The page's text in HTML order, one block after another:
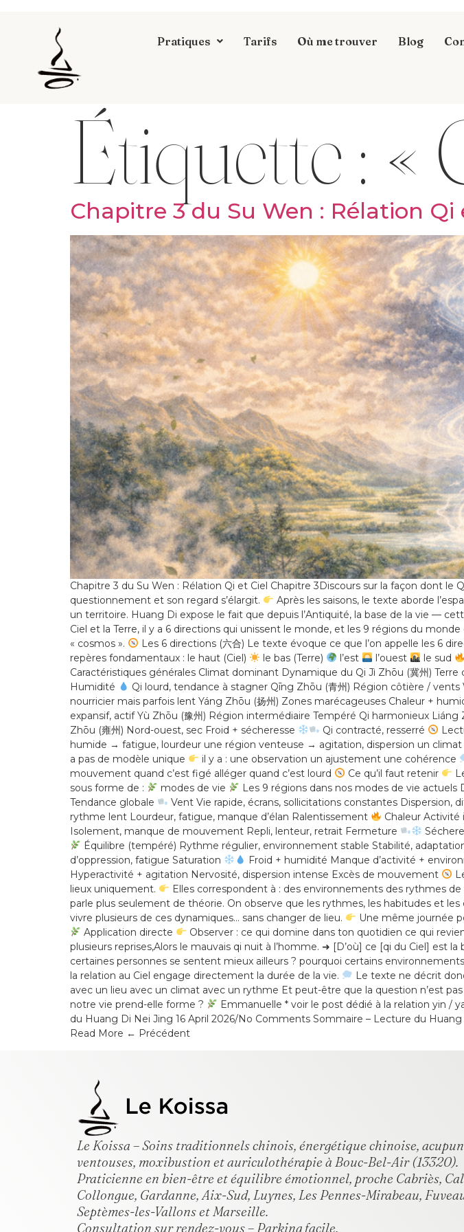
Pratiques Tarifs Où me trouver Blog
Étiquette : «
Chapitre 3 du Su Wen : Rélation Qi
Chapitre 3 du Su Wen : Rélation Qi et Ciel Chapitre 3Discours sur la façon dont
questionnement et son regard s’élargit.
Après les saisons, le texte aborde
un territoire. Huang Di expose le fait que depuis l’Antiquité, la base de la vie —
Ciel et la Terre, il y a 6 directions qui unissent le monde, et les 9 régions du
« cosmos ».
Les 6 directions (六合) Le texte évoque ce que l’on appelle les 6
repères fondamentaux : le haut (Ciel)
le bas (Terre) l’est l’ouest le sud
Caractéristiques générales Climat dominant Dynamique du Qi Jì Zhōu (冀州)
Humidité
Qi lourd, tendance à stagner Qīng Zhōu (青州) Région côtière / vents
nourricier mais parfois lent Yáng Zhōu (扬州) Zones marécageuses Chaleur +
expansif, actif Yù Zhōu (豫州) Région intermédiaire Tempéré Qi harmonieux Liáng
Zhōu (雍州) Nord-ouest, sec Froid + sécheresse
Qi contracté, resserré
humide → fatigue, lourdeur une région venteuse → agitation, dispersion un
a pas de modèle unique
il y a : une observation un ajustement une cohérence
mouvement quand c’est figé alléger quand c’est lourd
Ce qu’il faut retenir
sous forme de :
modes de vie
Les 9 régions dans nos modes de vie
Tendance globale
Vent Vie rapide, écrans, sollicitations constantes Dispersion,
rythme lent Lourdeur, fatigue, manque d’élan Ralentissement
Chaleur Activité
Isolement, manque de mouvement Repli, lenteur, retrait Fermeture
Équilibre (tempéré) Rythme régulier, environnement stable Stabilité,
d’oppression, fatigue Saturation
Froid + humidité Manque d’activité +
Hyperactivité + agitation Nervosité, dispersion intense Excès de mouvement
lieux uniquement.
Elles correspondent à : des environnements des rythmes
parle plus seulement de théorie. On observe que les rythmes, les habitudes et
vivre plusieurs de ces dynamiques… sans changer de lieu.
Une même journée
Application directe
Observer : ce qui domine dans ton quotidien ce qui
plusieurs reprises,Alors le mauvais qi nuit à l’homme. ➜ [D’où] ce [qi du Ciel] est
certaines personnes se sentent mieux ailleurs ? pourquoi certains
la relation au Ciel engage directement la durée de la vie.
Le texte ne décrit
avec un lieu avec un climat avec un rythme Et peut-être que la question n’est
notre vie prend-elle forme ?
Emmanuelle * voir le post dédié à la relation yin
du Huang Di Nei Jing 16 April 2026/No Comments Sommaire – Lecture du
Read More ← Précédent
Le Koissa – Soins traditionnels chinois, énergétique chinoise,
ventouses, moxibustion et auriculothérapie à Bouc-Bel-Air (13320).
Praticienne en bien-être et équilibre émotionnel, proche Cabriès,
Collongue, Gardanne, Aix-Sud, Luynes, Les Pennes-Mirabeau,
Septèmes-les-Vallons et Marseille.
Consultation sur rendez-vous – Parking facile.